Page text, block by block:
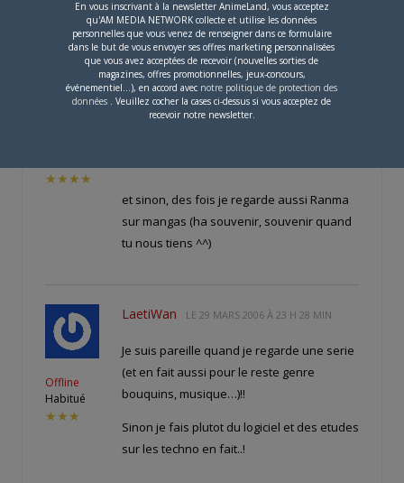
partager mon Euphorie Générale.
★★★★
sellenee LE29 MARS 2006 À 23 H 19 MIN
alors moi pour l’instant ben c’est comme le
et sinon, des fois je regarde aussi Ranma
sur mangas (ha souvenir, souvenir quand
tu nous tiens ^^)
Offline
Habitué
★★★
LaetiWan LE 29 MARS 2006 À 23 H 28 MIN
Je suis pareille quand je regarde une serie
(et en fait aussi pour le reste genre
bouquins, musique…)!!
Sinon je fais plutot du logiciel et des etudes
sur les techno en fait..!
En vous inscrivant à la newsletter AnimeLand, vous acceptez
qu'AM MEDIA NETWORK collecte et utilise les données
personnelles que vous venez de renseigner dans ce formulaire
dans le but de vous envoyer ses offres marketing personnalisées
que vous avez acceptées de recevoir (nouvelles sorties de
magazines, offres promotionnelles, jeux-concours,
événementiel...), en accord avec notre politique de protection des
données . Veuillez cocher la cases ci-dessus si vous acceptez de
recevoir notre newsletter.